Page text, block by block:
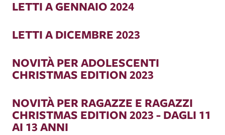
LETTI A GENNAIO 2024
LETTI A DICEMBRE 2023
NOVITÀ PER ADOLESCENTI
CHRISTMAS EDITION 2023
NOVITÀ PER RAGAZZE E RAGAZZI
CHRISTMAS EDITION 2023 - DAGLI 11
AI 13 ANNI